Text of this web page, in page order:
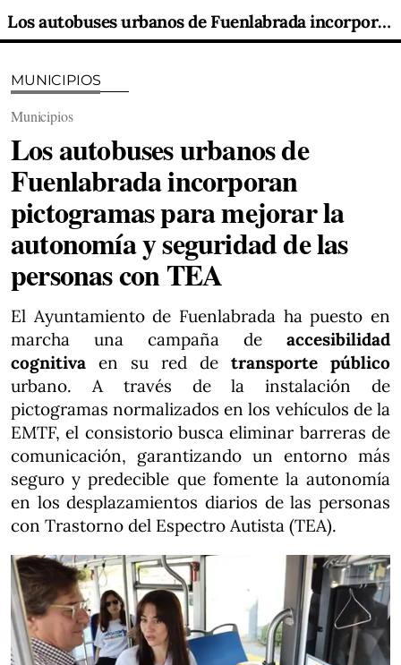
Los autobuses urbanos de Fuenlabrada incorporan pictogramas para mejorar la autonomía y seguridad de las personas con TEA
MUNICIPIOS
Municipios
Los autobuses urbanos de
Fuenlabrada incorporan
pictogramas para mejorar la
autonomía y seguridad de las
personas con TEA
El Ayuntamiento de Fuenlabrada ha puesto en
marcha una campaña de accesibilidad
cognitiva en su red de transporte público
urbano. A través de la instalación de
pictogramas normalizados en los vehículos de la
EMTF, el consistorio busca eliminar barreras de
comunicación, garantizando un entorno más
seguro y predecible que fomente la autonomía
en los desplazamientos diarios de las personas
con Trastorno del Espectro Autista (TEA).